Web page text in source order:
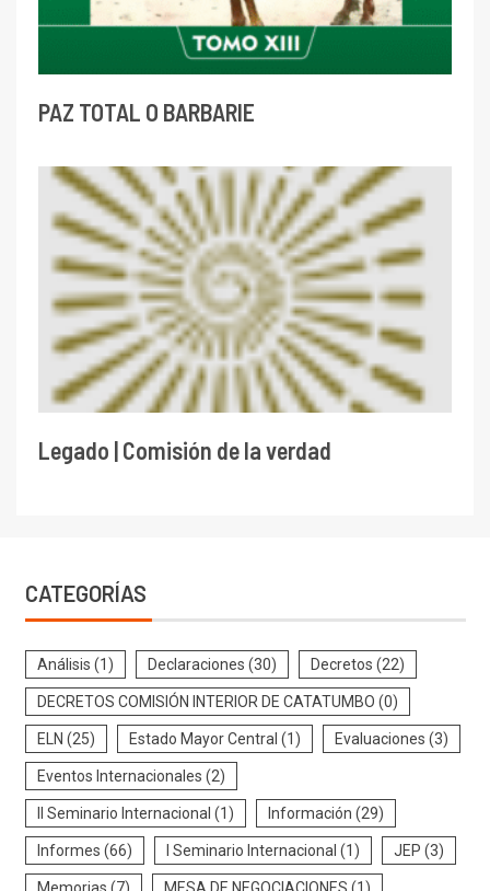
PAZ TOTAL O BARBARIE
Legado | Comisión de la verdad
CATEGORÍAS
Análisis (1) Declaraciones (30) Decretos (22)
DECRETOS COMISIÓN INTERIOR DE CATATUMBO (0)
ELN (25) Estado Mayor Central (1) Evaluaciones (3)
Eventos Internacionales (2)
II Seminario Internacional (1) Información (29)
Informes (66) I Seminario Internacional (1) JEP (3)